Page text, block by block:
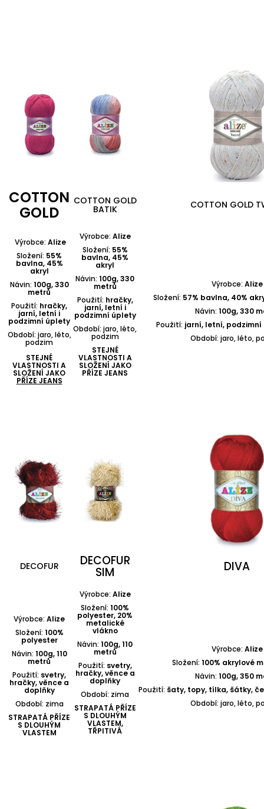
COTTON
GOLD
COTTON GOLD
BATIK COTTON GOLD
Výrobce: Alize
Složení: 55%
bavlna, 45%
akryl
Návin: 100g, 330
metrů
Použití: hračky,
jarní, letní i
podzimní úplety
Období: jaro, léto,
podzim
STEJNÉ
VLASTNOSTI A
SLOŽENÍ JAKO
PŘÍZE JEANS
Výrobce: Alize
Složení: 55%
bavlna, 45%
akryl
Návin: 100g, 330
metrů
Použití: hračky,
jarní, letní i
podzimní úplety
Období: jaro, léto,
podzim
STEJNÉ
VLASTNOSTI A
SLOŽENÍ JAKO
PŘÍZE JEANS
Výrobce: Alize
Složení: 57% bavlna, 40%
Návin: 100g, 330
Použití: jarní, letní,
Období: jaro, léto,
DECOFUR DECOFUR
SIM DIVA
Výrobce: Alize
Složení: 100%
polyester
Návin: 100g, 110
metrů
Použití: svetry,
hračky, věnce a
doplňky
Období: zima
STRAPATÁ PŘÍZE
S DLOUHÝM
VLASTEM
Výrobce: Alize
Složení: 100%
polyester, 20%
metalické
vlákno
Návin: 100g, 110
metrů
Použití: svetry,
hračky, věnce a
doplňky
Období: zima
STRAPATÁ PŘÍZE
S DLOUHÝM
VLASTEM,
TŘPITIVÁ
Výrobce: Alize
Složení: 100% akrylové
Návin: 100g, 350
Použití: šaty, topy, tílka, šátky,
Období: jaro, léto,